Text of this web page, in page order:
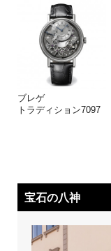
ブレゲ
トラディション7097
宝石の八神